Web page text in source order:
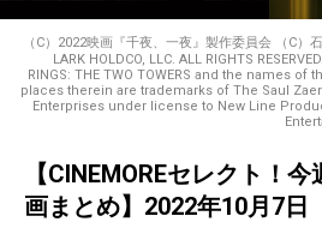
（C）2022映画『千夜、一夜』製作委員会 （C
LARK HOLDCO, LLC. ALL RIGHTS
RINGS: THE TWO TOWERS and the names
places therein are trademarks of The Saul
Enterprises under license to New Line
【CINEMOREセレクト！
画まとめ】2022年10月7日